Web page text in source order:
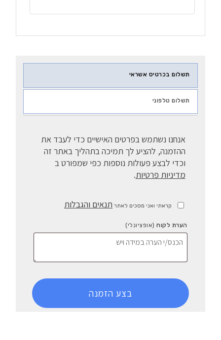
תשלום בכרטיס אשראי
תשלום טלפוני
אנחנו נשתמש בפרטים האישיים כדי לעבד את
ההזמנה, להציע לך תמיכה בתהליך באתר זה
וכדי לבצע פעולות נוספות כפי שמפורט ב
מדיניות פרטיות.
קראתי ואני מסכים לאתר תנאים והגבלות
הערת לקוח (אופציונלי)
בצע הזמנה